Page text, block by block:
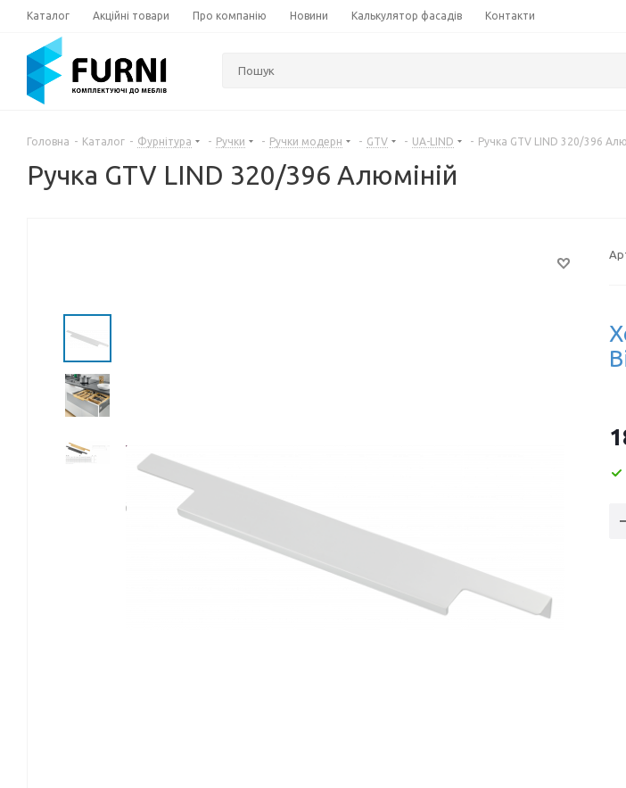
Каталог Акційні товари Про компанію Новини Калькулятор фасадів Контакти
Головна - Каталог - Фурнітура - Ручки - Ручки модерн - GTV - UA-LIND - Ручка GTV LIND 320/396
Ручка GTV LIND 320/396 Алюміній